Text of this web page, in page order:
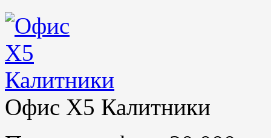
Офис X5 Калитники